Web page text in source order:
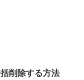
削除する方法